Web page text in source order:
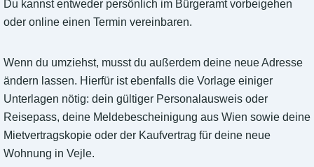
Du kannst entweder persönlich im Bürgeramt vorbeigehen
oder online einen Termin vereinbaren.
Wenn du umziehst, musst du außerdem deine neue Adresse
ändern lassen. Hierfür ist ebenfalls die Vorlage einiger
Unterlagen nötig: dein gültiger Personalausweis oder
Reisepass, deine Meldebescheinigung aus Wien sowie deine
Mietvertragskopie oder der Kaufvertrag für deine neue
Wohnung in Vejle.